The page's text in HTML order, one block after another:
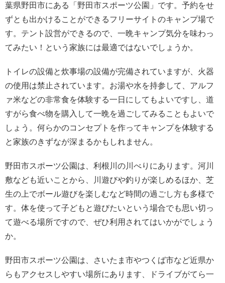
葉県野田市にある「野田市スポーツ公園」です。予約をせ
ずとも出かけることができるフリーサイトのキャンプ場で
す。テント設営ができるので、一晩キャンプ気分を味わっ
てみたい！という家族には最適ではないでしょうか。
トイレの設備と炊事場の設備が完備されていますが、火器
の使用は禁止されています。お湯や水を持参して、アルフ
ァ米などの非常食を体験する一日にしてもよいですし、道
すがら食べ物を購入して一晩を過ごしてみることもよいで
しょう。何らかのコンセプトを作ってキャンプを体験する
と家族のきずなが深まるかもしれません。
野田市スポーツ公園は、利根川の川べりにあります。河川
敷なども近いことから、川遊びや釣りが楽しめるほか、芝
生の上でボール遊びを楽しむなど時間の過ごし方も多様で
す。体を使って子どもと遊びたいという場合でも思い切っ
て遊べる場所ですので、ぜひ利用されてはいかがでしょう
か。
野田市スポーツ公園は、さいたま市やつくば市など近県か
らもアクセスしやすい場所にあります、ドライブがてら一